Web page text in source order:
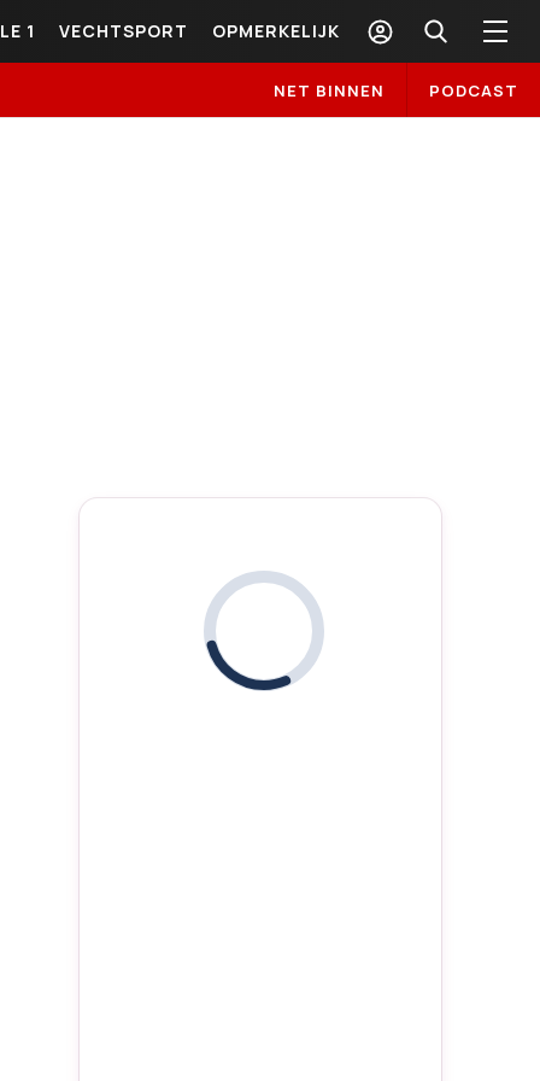
1 VECHTSPORT OPMERKELIJK
NET BINNEN PODCAST